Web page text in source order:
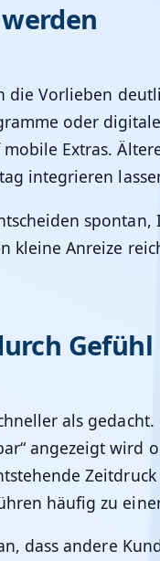
Vorlieben
oder
Extras.
integrieren
kleine Anreize
Gefühl
als
angezeigt wird
häufig zu
dass andere